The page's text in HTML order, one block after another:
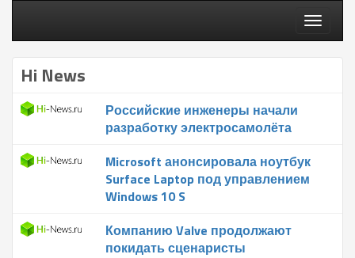
Toggle
Hi News
Российские инженеры начали
разработку электросамолёта
Microsoft анонсировала ноутбук
Surface Laptop под управлением
Windows 10 S
Компанию Valve продолжают
покидать сценаристы